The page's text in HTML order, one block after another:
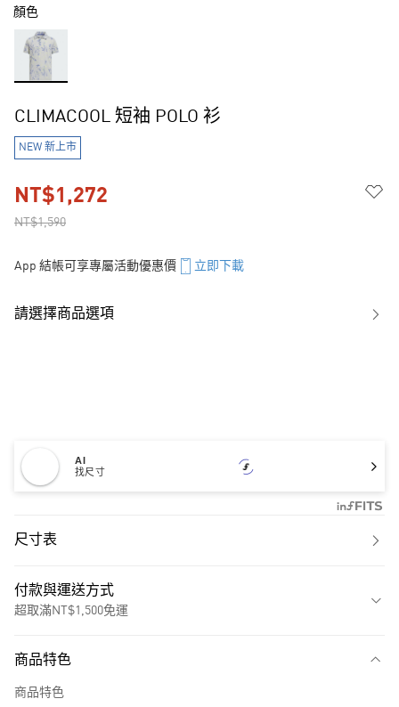
顏色
CLIMACOOL 短袖 POLO 衫
NEW 新上市
NT$1,590
NT$1,272
App 結帳可享專屬活動優惠價 立即下載
請選擇商品選項
AI
找尺寸
尺寸表
付款與運送方式
超取滿NT$1,500免運
商品特色
商品特色